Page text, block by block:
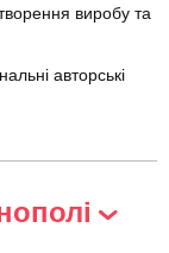
виробу та
авторські